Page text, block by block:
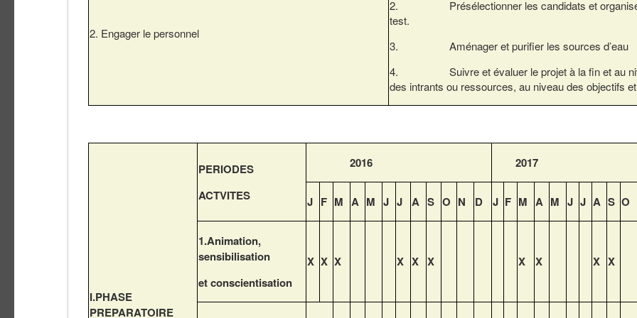
2. Engager le personnel
2. Présélectionner les candidats et
test.
3. Aménager et purifier les sources d’eau
4. Suivre et évaluer le projet à la fin et au
des intrants ou ressources, au niveau des objectifs
I.PHASE
PREPARATOIRE
PERIODES
ACTVITES
2016 2017
J F M A M J J A S O N D J F M A M J J A S O
1.Animation,
sensibilisation
et conscientisation
X X X X X X X X X X